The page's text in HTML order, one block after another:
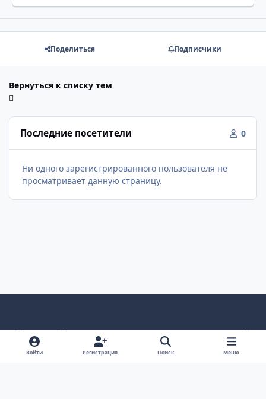
Поделиться Подписчики
Вернуться к списку тем
Последние посетители 0
Ни одного зарегистрированного пользователя не
просматривает данную страницу.
Светлый режим
Темный режим
Как в системе
v
k
Политика конфиденциальности
Войти Регистрация Поиск Меню